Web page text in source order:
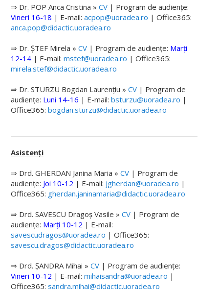
Asociații studențești
Tutoriale
Informații Admitere
Rezultate Admitere
Masterat
Doctorat
Informații Admitere
⇒ Dr. POP Anca Cristina » CV | Program de audiențe:
Vineri 16-18 | E-mail: acpop@uoradea.ro | Office365:
anca.pop@didactic.uoradea.ro
⇒ Dr. ȘTEF Mirela » CV | Program de audiențe: Marți
12-14 | E-mail: mstef@uoradea.ro | Office365:
mirela.stef@didactic.uoradea.ro
⇒ Dr. STURZU Bogdan Laurențiu » CV | Program de
audiențe: Luni 14-16 | E-mail: bsturzu@uoradea.ro |
Office365: bogdan.sturzu@didactic.uoradea.ro
Asistenți
⇒ Drd. GHERDAN Janina Maria » CV | Program de
audiențe: Joi 10-12 | E-mail: jgherdan@uoradea.ro |
Office365: gherdan.janinamaria@didactic.uoradea.ro
⇒ Drd. SAVESCU Dragoș Vasile » CV | Program de
audiențe: Marți 10-12 | E-mail:
savescudragos@uoradea.ro | Office365:
savescu.dragos@didactic.uoradea.ro
⇒ Drd. ȘANDRA Mihai » CV | Program de audiențe:
Vineri 10-12 | E-mail: mihaisandra@uoradea.ro |
Office365: sandra.mihai@didactic.uoradea.ro